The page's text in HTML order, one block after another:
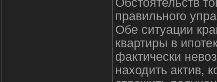
правильного
Обе ситуации
квартиры в
фактически
находить актив,